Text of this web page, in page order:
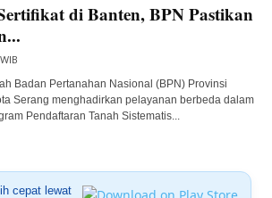
di Banten, BPN Pastikan
Badan Pertanahan Nasional (BPN) Provinsi
Serang menghadirkan pelayanan berbeda dalam
Pendaftaran Tanah Sistematis...
cepat lewat